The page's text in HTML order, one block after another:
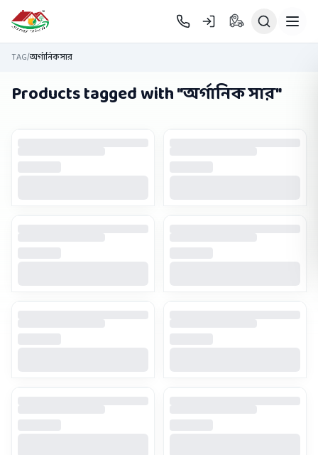
Skip to main content
TAG/অর্গানিক সার
Products tagged with "অর্গানিক সার"